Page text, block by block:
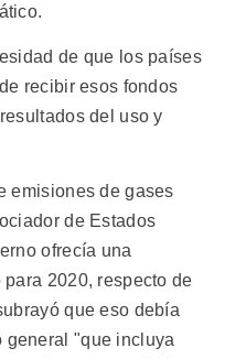
de que los países
recibir esos fondos
del uso y
emisiones de gases
de Estados
ofrecía una
2020, respecto de
que eso debía
general "que incluya